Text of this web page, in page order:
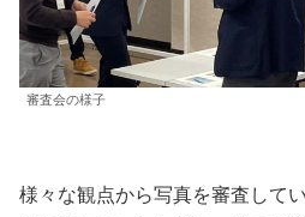
審査会の様子
様々な観点から写真を審査してい